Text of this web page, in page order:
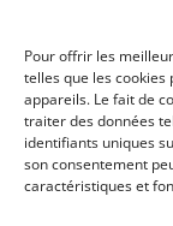
Pour offrir les
telles que les
appareils. Le fait de
traiter des données
identifiants uniques
son consentement
caractéristiques et